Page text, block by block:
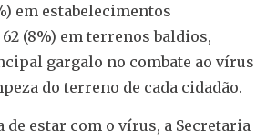
em estabelecimentos
(8%) em terrenos baldios,
gargalo no combate ao vírus
do terreno de cada cidadão.
de estar com o vírus, a Secretaria